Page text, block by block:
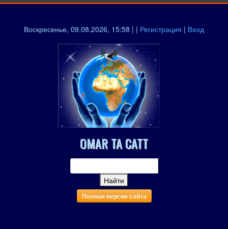
Воскресенье, 09.08.2026, 15:58 | | Регистрация | Вход
OMAR TA CATT
Полная версия сайта